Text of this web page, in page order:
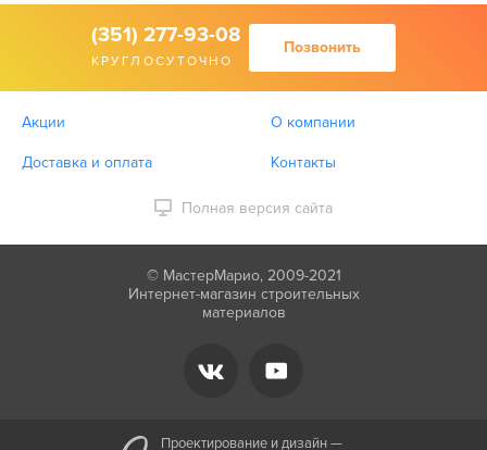
(351) 277-93-08
КРУГЛОСУТОЧНО
Позвонить
Акции О компании
Доставка и оплата Контакты
Полная версия сайта
© МастерМарио, 2009-2021
Интернет-магазин строительных
материалов
Проектирование и дизайн —